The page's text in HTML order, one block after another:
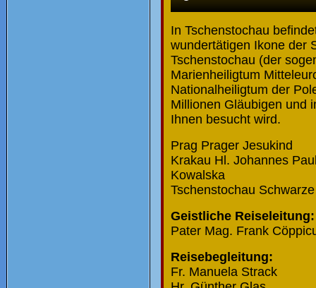
In Tschenstochau
wundertätigen Ikone der
Tschenstochau (der
Marienheiligtum
Nationalheiligtum der
Millionen Gläubigen und
Ihnen besucht wird.
Prag Prager Jesukind
Krakau Hl. Johannes
Kowalska
Tschenstochau
Geistliche Reiseleitung:
Pater Mag. Frank
Reisebegleitung:
Fr. Manuela Strack